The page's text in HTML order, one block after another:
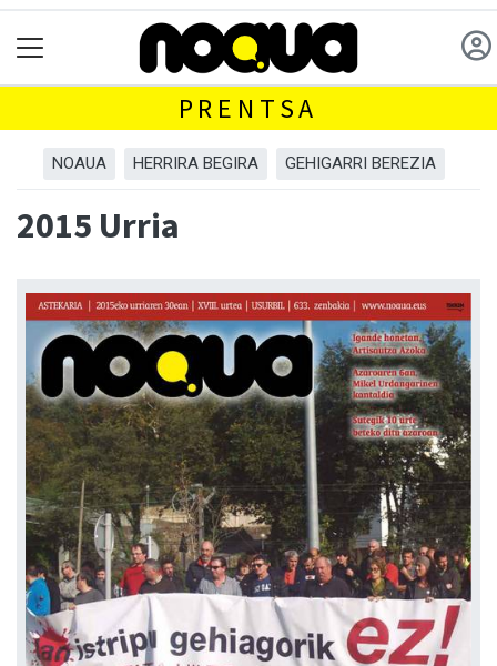
PRENTSA
NOAUA HERRIRA BEGIRA GEHIGARRI BEREZIA
2015 Urria